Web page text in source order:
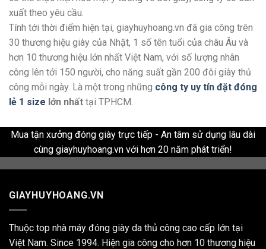
xuất theo yêu cầu.
Tính tới thời điểm hiện tại, giayhuyhoang.vn đã gia công trên
30 thương hiệu giày của Nhật, 1 số tên tuổi của châu Âu và
hơn 10 thương hiệu lớn nhất Việt Nam, với số lượng nhân
công lên tới 150 người, cho năng suất gần 200 đôi giày thủ
công mỗi ngày. Là một trong những công ty uy tín đặt đóng
lẻ 1 size lớn nhất tại TPHCM.
Mua tận xưởng đóng giày trực tiếp - An tâm sử dụng lâu dài
cùng giayhuyhoang.vn với hơn 20 năm phát triển!
GIAYHUYHOANG.VN
Thuộc top nhà máy đóng giày da thủ công cao cấp lớn tại
Việt Nam. Since 1994. Hiện gia công cho hơn 10 thương hiệu